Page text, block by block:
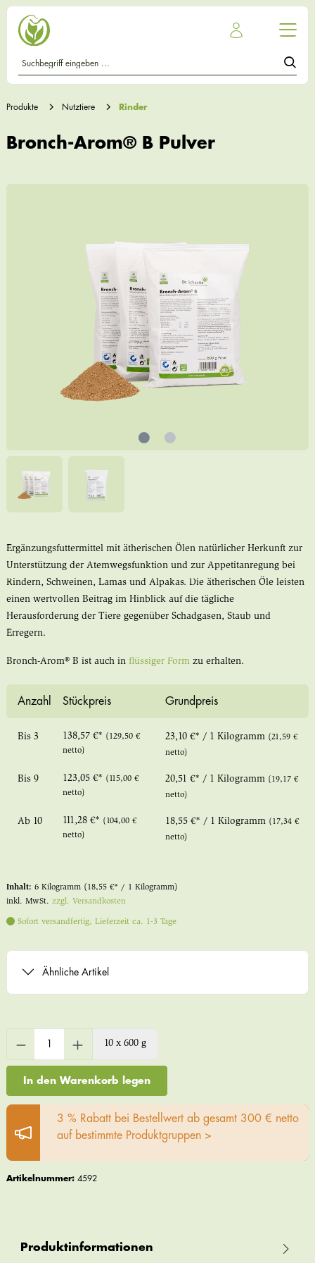
Produkte Nutztiere Rinder
Bronch-Arom® B Pulver
Ergänzungsfuttermittel mit ätherischen Ölen natürlicher Herkunft zur
Unterstützung der Atemwegsfunktion und zur Appetitanregung bei
Rindern, Schweinen, Lamas und Alpakas. Die ätherischen Öle leisten
einen wertvollen Beitrag im Hinblick auf die tägliche
Herausforderung der Tiere gegenüber Schadgasen, Staub und
Erregern.
Bronch-Arom® B ist auch in flüssiger Formzu erhalten.
Anzahl Stückpreis Grundpreis
Bis 3 138,57 €* (129,50 €
netto)
23,10 €* / 1 Kilogramm (21,59 €
netto)
Bis 9 123,05 €* (115,00 €
netto)
20,51 €* / 1 Kilogramm (19,17 €
netto)
Ab 10 111,28 €* (104,00 €
netto)
18,55 €* / 1 Kilogramm (17,34 €
netto)
Inhalt: 6 Kilogramm (18,55 €* / 1 Kilogramm)
inkl. MwSt. zzgl. Versandkosten
Sofort versandfertig, Lieferzeit ca. 1-3 Tage
Ähnliche Artikel
10 x 600 g
In den Warenkorb legen
3 % Rabatt bei Bestellwert ab gesamt 300 € netto
auf bestimmte Produktgruppen >
Artikelnummer: 4592
Produktinformationen